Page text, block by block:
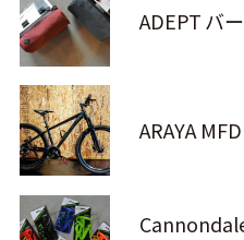
ADEPT バ
ARAYA